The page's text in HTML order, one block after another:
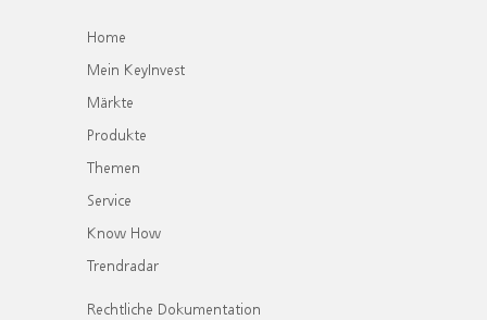
Home
Mein KeyInvest
Märkte
Produkte
Themen
Service
Know How
Trendradar
Rechtliche Dokumentation